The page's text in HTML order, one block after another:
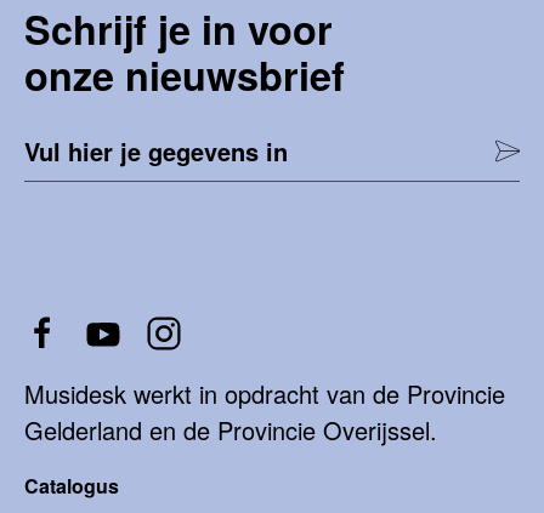
Schrijf je in voor
onze nieuwsbrief
Vul hier je gegevens in
Musidesk werkt in opdracht van de Provincie
Gelderland en de Provincie Overijssel.
Catalogus